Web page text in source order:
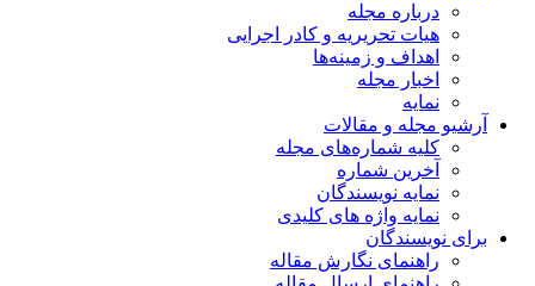
درباره مجله
هیات تحریریه و کادر اجرایی
اهداف و زمینه‌ها
اخبار مجله
نمایه
آرشیو مجله و مقالات
کلیه شماره‌های مجله
آخرین شماره
نمایه نویسندگان
نمایه واژه های کلیدی
برای نویسندگان
راهنمای نگارش مقاله